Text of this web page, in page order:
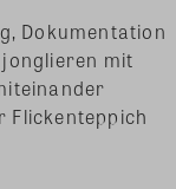
Dokumentation
mit
Flickenteppich